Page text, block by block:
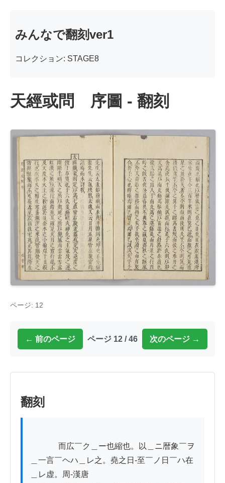
みんなで翻刻ver1
コレクション: STAGE8
天經或問 序圖 - 翻刻
ページ: 12
← 前のページ ページ 12 / 46 次のページ →
翻刻
＿一言￣ヘハ＿レ之。堯之日-至￣ノ日￣ハ在
＿レ虚。周-漢唐